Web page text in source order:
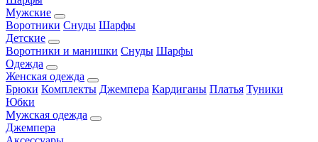
Мужские
Воротники Снуды Шарфы
Детские
Воротники и манишки Снуды Шарфы
Одежда
Женская одежда
Брюки Комплекты Джемпера Кардиганы Платья Туники
Юбки
Мужская одежда
Джемпера